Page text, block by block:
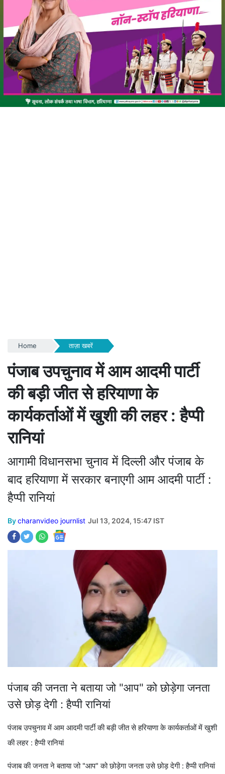
Home ताज़ा खबरें
पंजाब उपचुनाव में आम आदमी पार्टी
की बड़ी जीत से हरियाणा के
कार्यकर्ताओं में खुशी की लहर : हैप्पी
रानियां
आगामी विधानसभा चुनाव में दिल्ली और पंजाब के
बाद हरियाणा में सरकार बनाएगी आम आदमी पार्टी :
हैप्पी रानियां
Bycharanvideo journlist Jul 13, 2024, 15:47 IST
पंजाब की जनता ने बताया जो "आप" को छोड़ेगा जनता
उसे छोड़ देगी : हैप्पी रानियां
पंजाब उपचुनाव में आम आदमी पार्टी की बड़ी जीत से हरियाणा के कार्यकर्ताओं में खुशी
की लहर : हैप्पी रानियां
पंजाब की जनता ने बताया जो "आप" को छोड़ेगा जनता उसे छोड़ देगी : हैप्पी रानियां